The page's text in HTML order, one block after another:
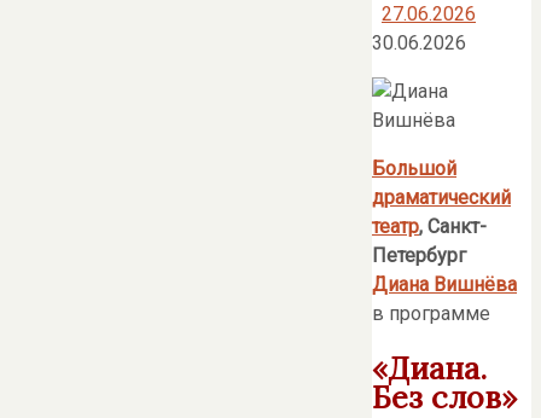
27.06.2026
30.06.2026
Большой
драматический
театр, Санкт-
Петербург
Диана Вишнёва
в программе
«Диана.
Без слов»